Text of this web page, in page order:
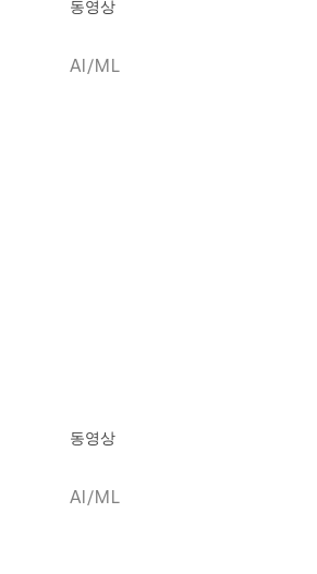
동영상
AI/ML
동영상
AI/ML